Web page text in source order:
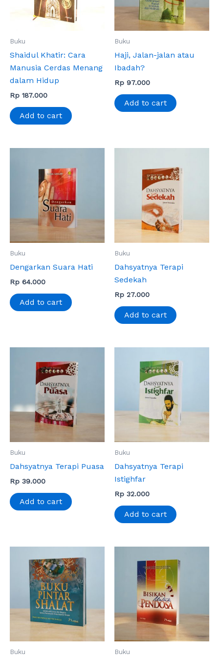
Buku
Shaidul Khatir: Cara
Manusia Cerdas Menang
dalam Hidup
Rp 187.000
Add to cart
Buku
Haji, Jalan-jalan atau
Ibadah?
Rp 97.000
Add to cart
Buku
Dengarkan Suara Hati
Rp 64.000
Add to cart
Buku
Dahsyatnya Terapi
Sedekah
Rp 27.000
Add to cart
Buku
Dahsyatnya Terapi Puasa
Rp 39.000
Add to cart
Buku
Dahsyatnya Terapi
Istighfar
Rp 32.000
Add to cart
Buku Buku